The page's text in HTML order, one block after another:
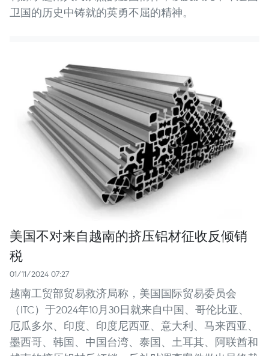
卫国的历史中铸就的英勇不屈的精神。
美国不对来自越南的挤压铝材征收反倾销
税
01/11/2024 07:27
越南工贸部贸易救济局称，美国国际贸易委员会
（ITC）于2024年10月30日就来自中国、哥伦比亚、
厄瓜多尔、印度、印度尼西亚、意大利、马来西亚、
墨西哥、韩国、中国台湾、泰国、土耳其、阿联酋和